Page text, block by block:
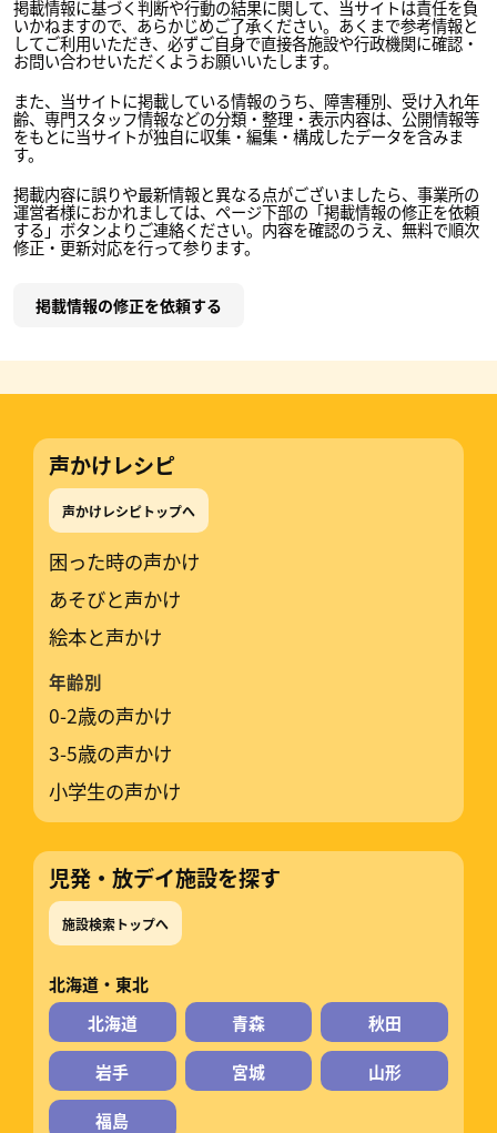
掲載情報に基づく判断や行動の結果に関して、当サイトは責任を負
いかねますので、あらかじめご了承ください。あくまで参考情報と
してご利用いただき、必ずご自身で直接各施設や行政機関に確認・
お問い合わせいただくようお願いいたします。
また、当サイトに掲載している情報のうち、障害種別、受け入れ年
齢、専門スタッフ情報などの分類・整理・表示内容は、公開情報等
をもとに当サイトが独自に収集・編集・構成したデータを含みま
す。
掲載内容に誤りや最新情報と異なる点がございましたら、事業所の
運営者様におかれましては、ページ下部の「掲載情報の修正を依頼
する」ボタンよりご連絡ください。内容を確認のうえ、無料で順次
修正・更新対応を行って参ります。
掲載情報の修正を依頼する
声かけレシピ
声かけレシピトップへ
困った時の声かけ
あそびと声かけ
絵本と声かけ
年齢別
0-2歳の声かけ
3-5歳の声かけ
小学生の声かけ
児発・放デイ施設を探す
施設検索トップへ
北海道・東北
北海道
青森 秋田
岩手 宮城 山形
福島